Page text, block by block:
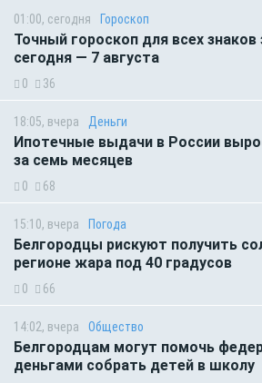
01:00, сегодня Гороскоп
Точный гороскоп для всех знаков
сегодня — 7 августа
0 36
18:05, вчера Деньги
Ипотечные выдачи в России
за семь месяцев
0 68
15:10, вчера Погода
Белгородцы рискуют получить
регионе жара под 40 градусов
0 66
14:02, вчера Общество
Белгородцам могут помочь
деньгами собрать детей в школу